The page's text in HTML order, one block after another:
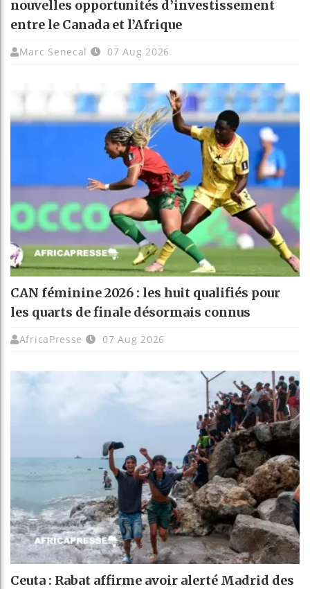
nouvelles opportunités d’investissement
entre le Canada et l’Afrique
Marc Senecal 07 Aug 2026
CAN féminine 2026 : les huit qualifiés pour
les quarts de finale désormais connus
AfricaPresse 07 Aug 2026
Ceuta : Rabat affirme avoir alerté Madrid des